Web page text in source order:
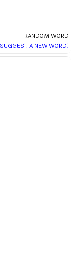
RANDOM WORD
SUGGEST A NEW WORD!